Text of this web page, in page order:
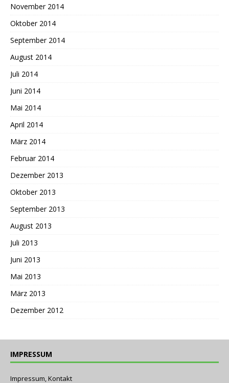
November 2014
Oktober 2014
September 2014
August 2014
Juli 2014
Juni 2014
Mai 2014
April 2014
März 2014
Februar 2014
Dezember 2013
Oktober 2013
September 2013
August 2013
Juli 2013
Juni 2013
Mai 2013
März 2013
Dezember 2012
IMPRESSUM
Impressum, Kontakt